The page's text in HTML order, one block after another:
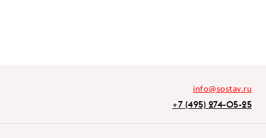
info@sostav.ru
+7 (495) 274-05-25